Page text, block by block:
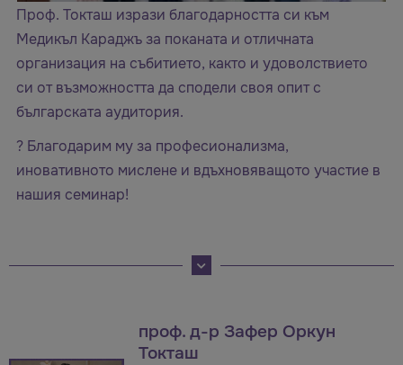
Проф. Токташ изрази благодарността си към
Медикъл Караджъ за поканата и отличната
организация на събитието, както и удоволствието
си от възможността да сподели своя опит с
българската аудитория.
? Благодарим му за професионализма,
иновативното мислене и вдъхновяващото участие в
нашия семинар!
проф. д-р Зафер Оркун
Токташ